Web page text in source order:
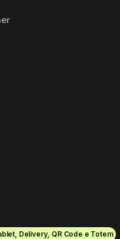
Delivery, QR Code e Totem